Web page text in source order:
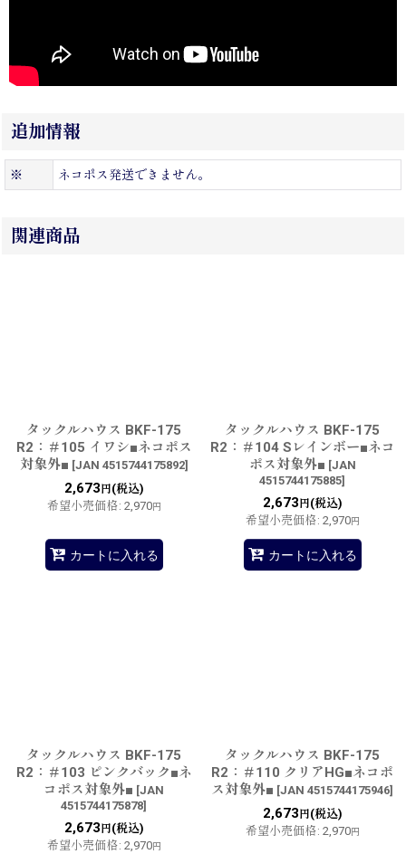
追加情報
※ ネコポス発送できません。
関連商品
タックルハウス BKF-175
R2：＃105 イワシ■ネコポス
対象外■ [JAN 4515744175892]
2,673 円(税込)
希望小売価格: 2,970円
カートに入れる
タックルハウス BKF-175
R2：＃104 Sレインボー■ネコ
ポス対象外■ [JAN
4515744175885]
2,673 円(税込)
希望小売価格: 2,970円
カートに入れる
タックルハウス BKF-175
R2：＃103 ピンクバック■ネ
コポス対象外■ [JAN
4515744175878]
2,673 円(税込)
希望小売価格: 2,970円
タックルハウス BKF-175
R2：＃110 クリアHG■ネコポ
ス対象外■ [JAN 4515744175946]
2,673 円(税込)
希望小売価格: 2,970円